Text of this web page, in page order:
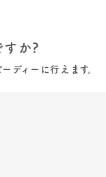
か?
ディーに行えます。